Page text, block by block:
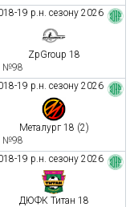
19 р.н. сезону 2026
ZpGroup 18
№98
19 р.н. сезону 2026
Металург 18 (2)
№98
19 р.н. сезону 2026
ДЮФК Титан 18